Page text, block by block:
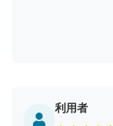
利用者